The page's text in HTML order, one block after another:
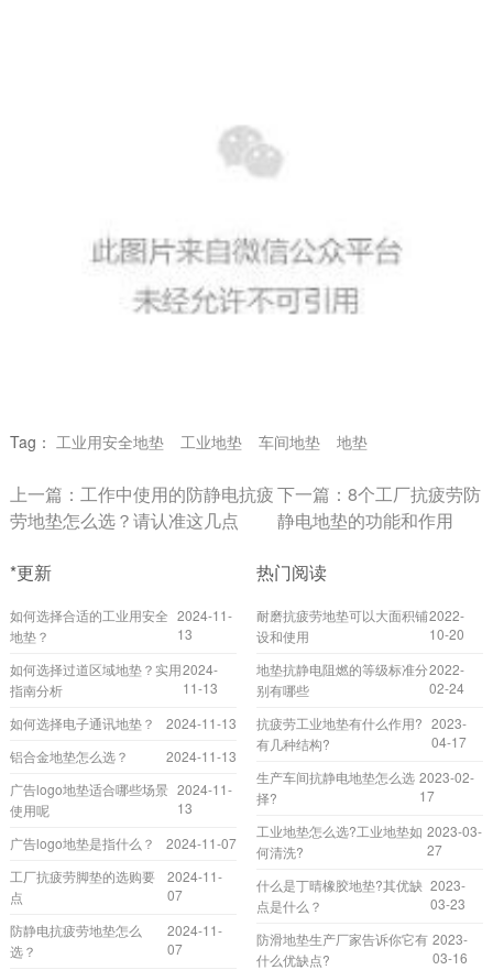
Tag： 工业用安全地垫 工业地垫 车间地垫 地垫
上一篇： 工作中使用的防静电抗疲
劳地垫怎么选？请认准这几点
下一篇： 8个工厂抗疲劳防
静电地垫的功能和作用
*更新
如何选择合适的工业用安全
地垫？
2024-11-
13
如何选择过道区域地垫？实用
指南分析
2024-
11-13
如何选择电子通讯地垫？
2024-11-13
铝合金地垫怎么选？
2024-11-13
广告logo地垫适合哪些场景
使用呢
2024-11-
13
广告logo地垫是指什么？
2024-11-07
工厂抗疲劳脚垫的选购要
点
2024-11-
07
防静电抗疲劳地垫怎么
选？
2024-11-
07
热门阅读
耐磨抗疲劳地垫可以大面积铺
设和使用
2022-
10-20
地垫抗静电阻燃的等级标准分
别有哪些
2022-
02-24
抗疲劳工业地垫有什么作用?
有几种结构?
2023-
04-17
生产车间抗静电地垫怎么选
择?
2023-02-
17
工业地垫怎么选?工业地垫如
何清洗?
2023-03-
27
什么是丁晴橡胶地垫?其优缺
点是什么？
2023-
03-23
防滑地垫生产厂家告诉你它有
什么优缺点?
2023-
03-16